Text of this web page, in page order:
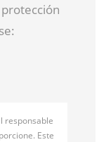
responsable
Este